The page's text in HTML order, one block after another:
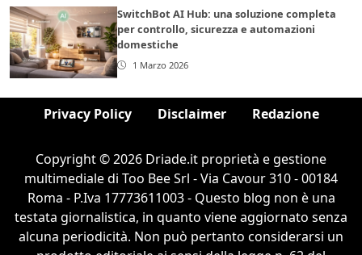
SwitchBot AI Hub: una soluzione completa
per controllo, sicurezza e automazioni
domestiche
1 Marzo 2026
Privacy Policy Disclaimer Redazione
Copyright © 2026 Driade.it proprietà e gestione
multimediale di Too Bee Srl - Via Cavour 310 - 00184
Roma - P.Iva 17773611003 - Questo blog non è una
testata giornalistica, in quanto viene aggiornato senza
alcuna periodicità. Non può pertanto considerarsi un